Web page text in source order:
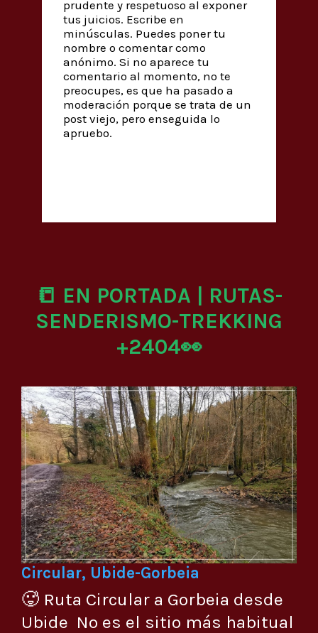
prudente y respetuoso al exponer
tus juicios. Escribe en
minúsculas. Puedes poner tu
nombre o comentar como
anónimo. Si no aparece tu
comentario al momento, no te
preocupes, es que ha pasado a
moderación porque se trata de un
post viejo, pero enseguida lo
apruebo.
📒 EN PORTADA | RUTAS-
SENDERISMO-TREKKING
+2404👀
Circular, Ubide-Gorbeia
🥵 Ruta Circular a Gorbeia desde
Ubide No es el sitio más habitual